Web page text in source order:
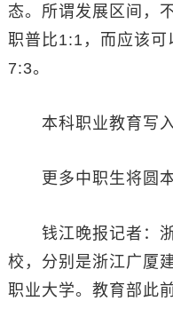
态。所谓发展区间，
职普比1:1，而应该可
7:3。
本科职业教育写
更多中职生将圆
钱江晚报记者：浙
校，分别是浙江广厦
职业大学。教育部此